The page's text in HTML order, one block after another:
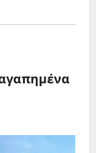
αγαπημένα